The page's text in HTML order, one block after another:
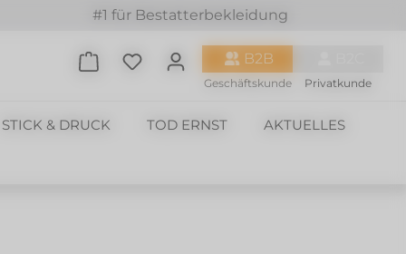
#1 für Bestatterbekleidung
Du hast 0 Produkte auf dem
B2B
Geschäftskunde Privatkunde
STICK & DRUCK TOD ERNST AKTUELLES